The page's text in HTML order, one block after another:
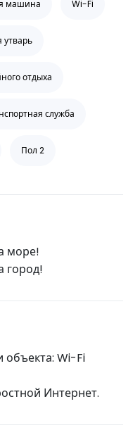
машина Wi-Fi
утварь
отдыха
служба
Пол 2
море!
город!
объекта: Wi-Fi
Интернет.